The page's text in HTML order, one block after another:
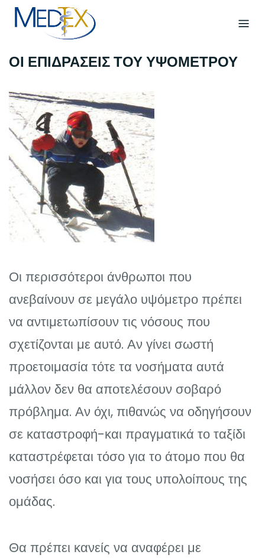
Skip
ΟΙ ΕΠΙΔΡΑΣΕΙΣ ΤΟΥ ΥΨΟΜΕΤΡΟΥ
Οι περισσότεροι άνθρωποι που
ανεβαίνουν σε μεγάλο υψόμετρο πρέπει
να αντιμετωπίσουν τις νόσους που
σχετίζονται με αυτό. Αν γίνει σωστή
προετοιμασία τότε τα νοσήματα αυτά
μάλλον δεν θα αποτελέσουν σοβαρό
πρόβλημα. Αν όχι, πιθανώς να οδηγήσουν
σε καταστροφή-και πραγματικά το ταξίδι
καταστρέφεται τόσο για το άτομο που θα
νοσήσει όσο και για τους υπολοίπους της
ομάδας.
Θα πρέπει κανείς να αναφέρει με